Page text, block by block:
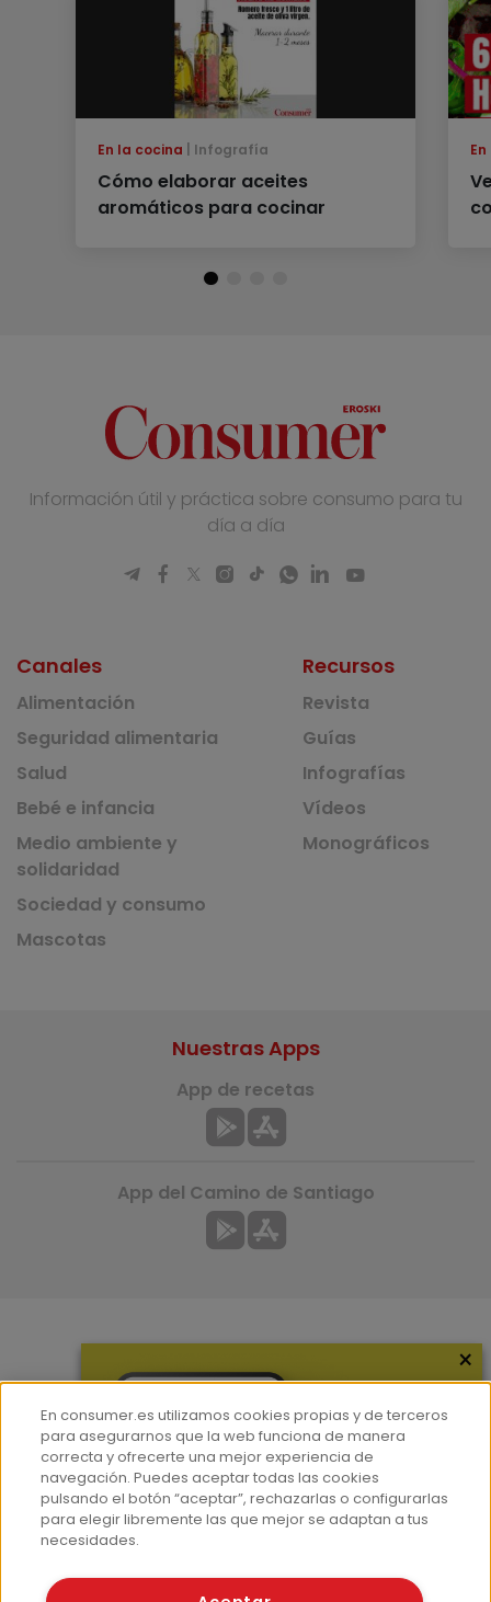
En la cocina Infografía
Cómo elaborar aceites
aromáticos para cocinar
Información útil y práctica sobre consumo para tu
día a día
Canales
Alimentación
Seguridad alimentaria
Salud
Bebé e infancia
Medio ambiente y
solidaridad
Sociedad y consumo
Mascotas
Recursos
Revista
Guías
Infografías
Vídeos
Monográficos
Hemeroteca
Contacto
Prensa
Corpus Lingüístico Consumer
Nuestras Apps
App de recetas
App del Camino de Santiago
© Fundación EROSKI
×
En consumer.es utilizamos cookies propias y de terceros
para asegurarnos que la web funciona de manera
correcta y ofrecerte una mejor experiencia de
navegación. Puedes aceptar todas las cookies
pulsando el botón “aceptar”, rechazarlas o configurarlas
para elegir libremente las que mejor se adaptan a tus
necesidades.